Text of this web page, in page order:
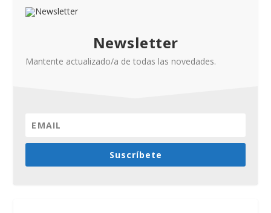
Newsletter
Mantente actualizado/a de todas las novedades.
Suscríbete